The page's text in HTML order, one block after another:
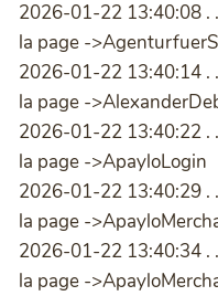
2026-01-22 13:40:08 .
la page -
2026-01-22 13:40:14 .
la page -
2026-01-22 13:40:22 .
la page ->ApayloLogin
2026-01-22 13:40:29 .
la page -
2026-01-22 13:40:34 .
la page -